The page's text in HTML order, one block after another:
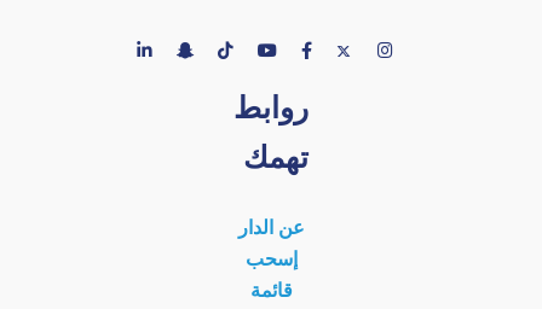
روابط
تهمك
عن الدار
إسحب
قائمة